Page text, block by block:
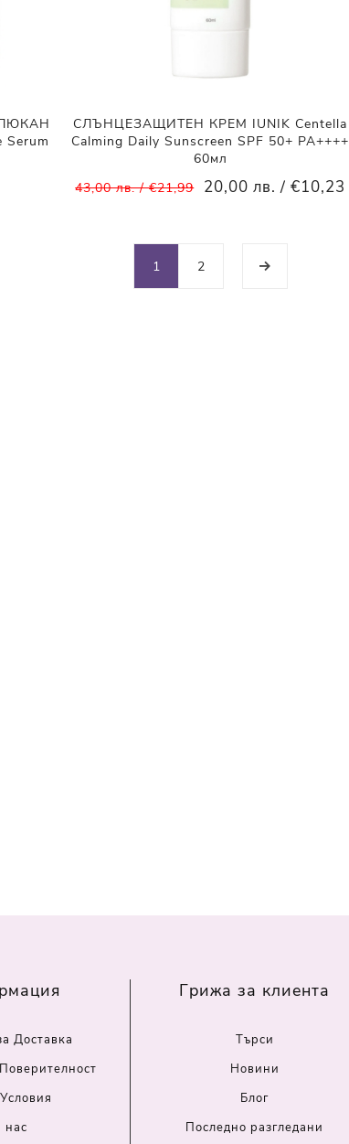
Serum
СЛЪНЦЕЗАЩИТЕН КРЕМ IUNIK Centella
Calming Daily Sunscreen SPF 50+ PA++++
60мл
43,00 лв. / €21,99
20,00 лв. / €10,23
1 2
Доставка
нас
Грижа за клиента
Търси
Новини
Блог
Последно разгледани